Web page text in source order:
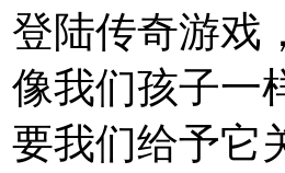
登陆传奇游戏
像我们孩子一
要我们给予它